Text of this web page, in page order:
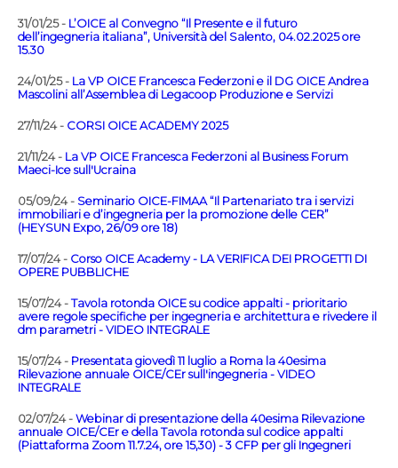
31/01/25 - L’OICE al Convegno “Il Presente e il futuro
dell’ingegneria italiana”, Università del Salento, 04.02.2025 ore
15.30
24/01/25 - La VP OICE Francesca Federzoni e il DG OICE Andrea
Mascolini all’Assemblea di Legacoop Produzione e Servizi
27/11/24 - CORSI OICE ACADEMY 2025
21/11/24 - La VP OICE Francesca Federzoni al Business Forum
Maeci-Ice sull'Ucraina
05/09/24 - Seminario OICE-FIMAA “Il Partenariato tra i servizi
immobiliari e d’ingegneria per la promozione delle CER”
(HEYSUN Expo, 26/09 ore 18)
17/07/24 - Corso OICE Academy - LA VERIFICA DEI PROGETTI DI
OPERE PUBBLICHE
15/07/24 - Tavola rotonda OICE su codice appalti - prioritario
avere regole specifiche per ingegneria e architettura e rivedere il
dm parametri - VIDEO INTEGRALE
15/07/24 - Presentata giovedì 11 luglio a Roma la 40esima
Rilevazione annuale OICE/CEr sull'ingegneria - VIDEO
INTEGRALE
02/07/24 - Webinar di presentazione della 40esima Rilevazione
annuale OICE/CEr e della Tavola rotonda sul codice appalti
(Piattaforma Zoom 11.7.24, ore 15,30) - 3 CFP per gli Ingegneri